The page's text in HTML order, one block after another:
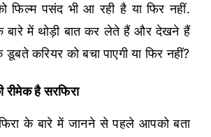
फिल्म पसंद भी आ रही है या फिर नहीं.
में थोड़ी बात कर लेते हैं और देखने हैं
करियर को बचा पाएगी या फिर नहीं?
रीमेक है सरफिरा
के बारे में जानने से पहले आपको बता